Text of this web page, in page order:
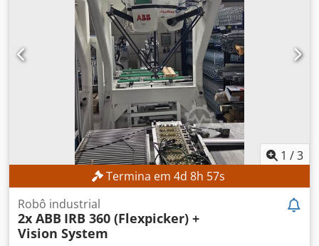
1 /3
Termina em 4d 8h 55s
Robô industrial
2x ABB IRB 360 (Flexpicker) +
Vision System